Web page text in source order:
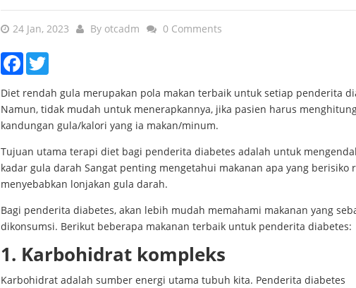
24 Jan, 2023 By otcadm 0 Comments
Facebook
Diet rendah gula merupakan pola makan terbaik untuk setiap penderita
Namun, tidak mudah untuk menerapkannya, jika pasien harus
kandungan gula/kalori yang ia makan/minum.
Tujuan utama terapi diet bagi penderita diabetes adalah untuk
kadar gula darah Sangat penting mengetahui makanan apa yang berisiko
menyebabkan lonjakan gula darah.
Bagi penderita diabetes, akan lebih mudah memahami makanan yang
dikonsumsi. Berikut beberapa makanan terbaik untuk penderita diabetes:
1. Karbohidrat kompleks
Karbohidrat adalah sumber energi utama tubuh kita. Penderita diabetes